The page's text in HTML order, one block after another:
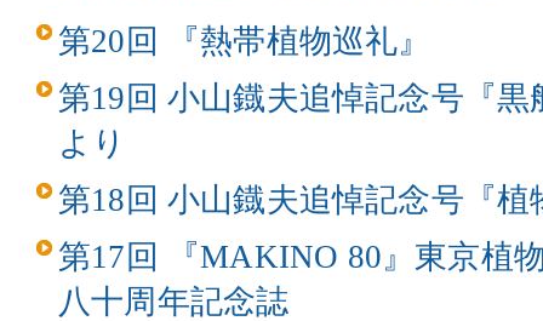
第20回 『熱帯植物巡礼』
第19回 小山鐡夫追悼記念号『
より
第18回 小山鐡夫追悼記念号『
第17回 『MAKINO 80』東京植
八十周年記念誌